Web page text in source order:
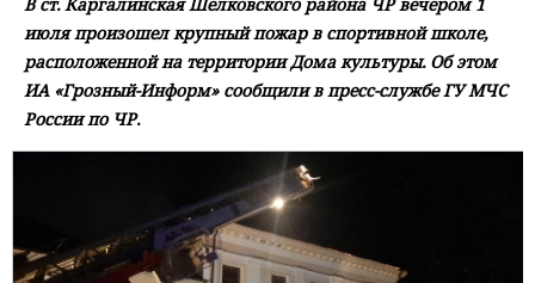
В ст. Каргалинская Шелковского района ЧР вечером 1
июля произошел крупный пожар в спортивной школе,
расположенной на территории Дома культуры. Об этом
ИА «Грозный-Информ» сообщили в пресс-службе ГУ МЧС
России по ЧР.